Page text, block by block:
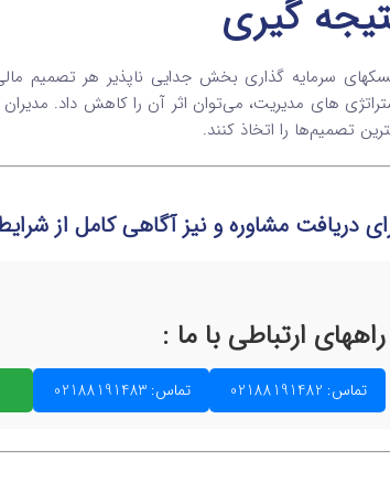
گیری
سرمایه‌ گذاری بخش جدایی‌ ناپذیر هر تصمیم
های مدیریت، می‌توان اثر آن را کاهش داد. مدیران
تصمیم‌ها را اتخاذ کنند.
دریافت مشاوره و نیز آگاهی کامل از
راههای ارتباطی با ما :
تماس: 02188191482 تماس: 02188191483